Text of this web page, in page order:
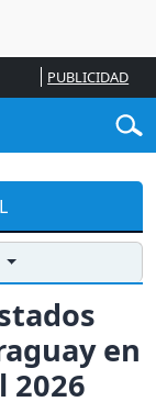
PUBLICIDAD
en
2026